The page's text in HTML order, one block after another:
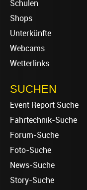
Schulen
Shops
Unterkünfte
Webcams
Wetterlinks
SUCHEN
Event Report Suche
Fahrtechnik-Suche
Forum-Suche
Foto-Suche
News-Suche
Story-Suche